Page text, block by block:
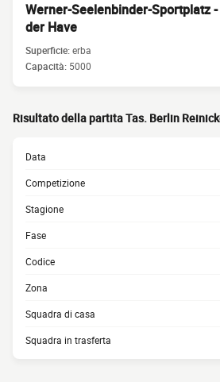
Werner-Seelenbinder-Sportplatz
der Have
Superficie:erba
Capacità: 5000
Risultato della partita Tas. Berlin
Data
Competizione
Stagione
Fase
Codice
Zona
Squadra di casa
Squadra in trasferta